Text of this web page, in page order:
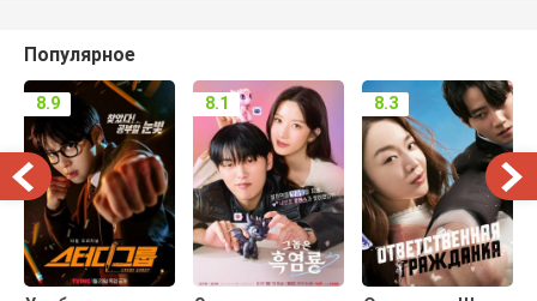
Популярное
8.9 8.1 8.3